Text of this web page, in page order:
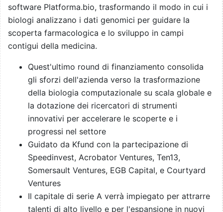
software Platforma.bio, trasformando il modo in cui i
biologi analizzano i dati genomici per guidare la
scoperta farmacologica e lo sviluppo in campi
contigui della medicina.
Quest'ultimo round di finanziamento consolida
gli sforzi dell'azienda verso la trasformazione
della biologia computazionale su scala globale e
la dotazione dei ricercatori di strumenti
innovativi per accelerare le scoperte e i
progressi nel settore
Guidato da Kfund con la partecipazione di
Speedinvest, Acrobator Ventures, Ten13,
Somersault Ventures, EGB Capital, e Courtyard
Ventures
Il capitale di serie A verrà impiegato per attrarre
talenti di alto livello e per l'espansione in nuovi